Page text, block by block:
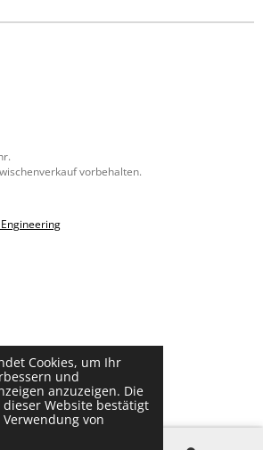
Cookies, um Ihr
und
anzuzeigen. Die
Website bestätigt
von
vorbehalten.